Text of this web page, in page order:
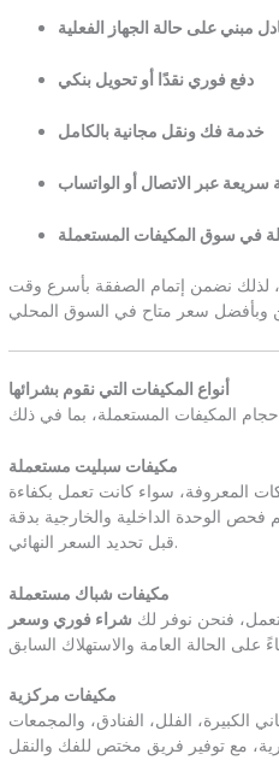
مبني على حالة الجهاز الفعلية
دفع فوري نقدًا أو تحويل بنكي
خدمة فك ونقل مجانية بالكامل
سريعة عبر الاتصال أو الواتساب
في سوق المكيفات المستعملة
لذلك نضمن إتمام الصفقة بأسرع وقت
أنواع المكيفات التي نقوم بشرائها
مكيفات سبليت مستعملة
المعروفة، سواء كانت تعمل بكفاءة
فحص الوحدة الداخلية والخارجية بدقة
قبل تحديد السعر النهائي.
مكيفات شباك مستعملة
فنحن نوفر لك شراء فوري وسعر
مكيفات مركزية
الكبيرة، الفلل، الفنادق، والمجمعات